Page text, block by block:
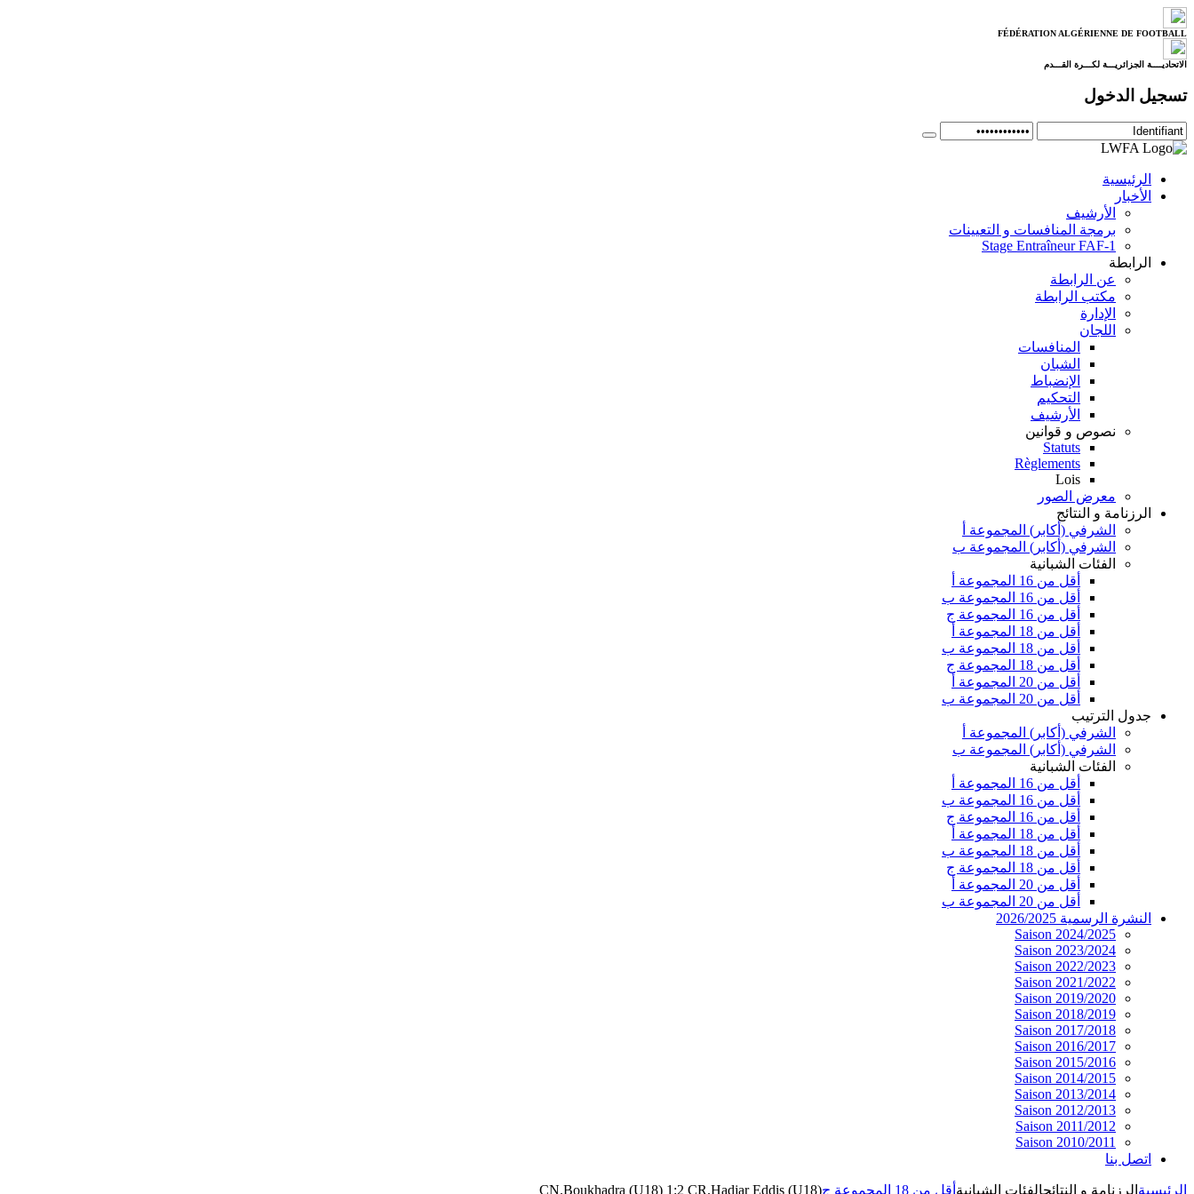
FÉDÉRATION ALGÉRIENNE DE FOOTBALL
الاتحاديــــة الجزائريـــة لكـــرة القـــدم
تسجيل الدخول
الرئيسية
الأخبار
الأرشيف
برمجة المنافسات و التعيينات
Stage Entraîneur FAF-1
الرابطة
عن الرابطة
مكتب الرابطة
الإدارة
اللجان
المنافسات
الشبان
الإنضباط
التحكيم
الأرشيف
نصوص و قوانين
Statuts
Règlements
Lois
معرض الصور
الرزنامة و النتائج
الشرفي (أكابر) المجموعة أ
الشرفي (أكابر) المجموعة ب
الفئات الشبانية
أقل من 16 المجموعة أ
أقل من 16 المجموعة ب
أقل من 16 المجموعة ج
أقل من 18 المجموعة أ
أقل من 18 المجموعة ب
أقل من 18 المجموعة ج
أقل من 20 المجموعة أ
أقل من 20 المجموعة ب
جدول الترتيب
الشرفي (أكابر) المجموعة أ
الشرفي (أكابر) المجموعة ب
الفئات الشبانية
أقل من 16 المجموعة أ
أقل من 16 المجموعة ب
أقل من 16 المجموعة ج
أقل من 18 المجموعة أ
أقل من 18 المجموعة ب
أقل من 18 المجموعة ج
أقل من 20 المجموعة أ
أقل من 20 المجموعة ب
النشرة الرسمية 2026/2025
Saison 2024/2025
Saison 2023/2024
Saison 2022/2023
Saison 2021/2022
Saison 2019/2020
Saison 2018/2019
Saison 2017/2018
Saison 2016/2017
Saison 2015/2016
Saison 2014/2015
Saison 2013/2014
Saison 2012/2013
Saison 2011/2012
Saison 2010/2011
اتصل بنا
الرئيسية الرزنامة و النتائجالفئات الشبانية أقل من 18 المجموعة ج
CN.Boukhadra (U18) 1:2 CR.Hadjar Eddis (U18)